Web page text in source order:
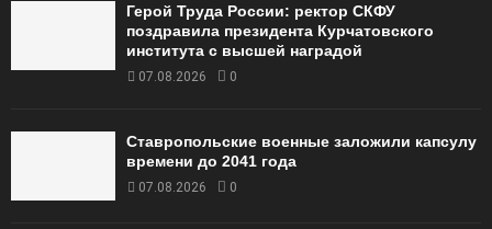
Герой Труда России: ректор СКФУ
поздравила президента Курчатовского
института с высшей наградой
07.08.2026 0
Ставропольские военные заложили капсулу
времени до 2041 года
07.08.2026 0